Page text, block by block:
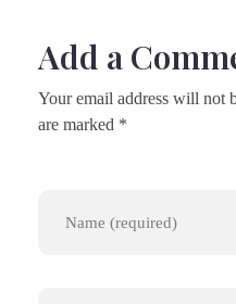
Add a
Your email address will not
are marked *